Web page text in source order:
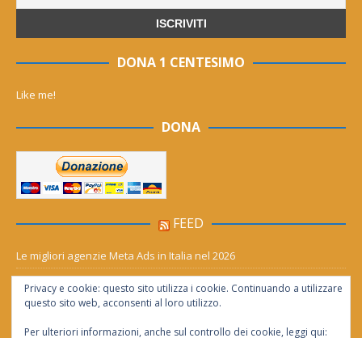
DONA 1 CENTESIMO
Like me!
DONA
FEED
Le migliori agenzie Meta Ads in Italia nel 2026
Aia Syensqo, il rinnovo divide: stop al cC6O4 dal 2027, ma i comitati
chiedono “zero Pfas subito”
Privacy e cookie: questo sito utilizza i cookie. Continuando a utilizzare
questo sito web, acconsenti al loro utilizzo.
Per ulteriori informazioni, anche sul controllo dei cookie, leggi qui: